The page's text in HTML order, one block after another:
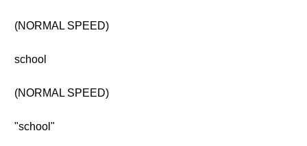
(NORMAL SPEED)
school
(NORMAL SPEED)
"school"